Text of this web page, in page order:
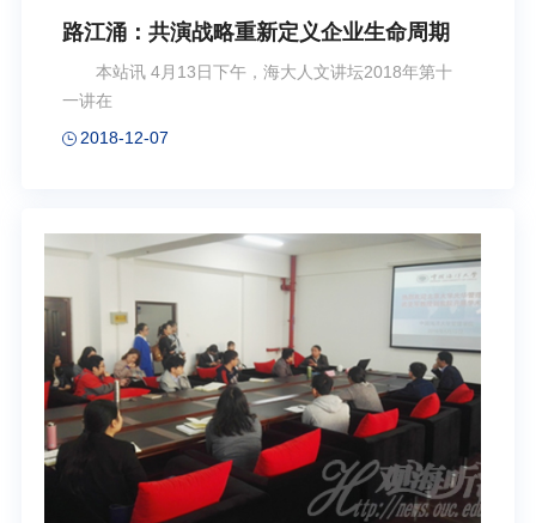
路江涌：共演战略重新定义企业生命周期
本站讯 4月13日下午，海大人文讲坛2018年第十
一讲在
2018-12-07